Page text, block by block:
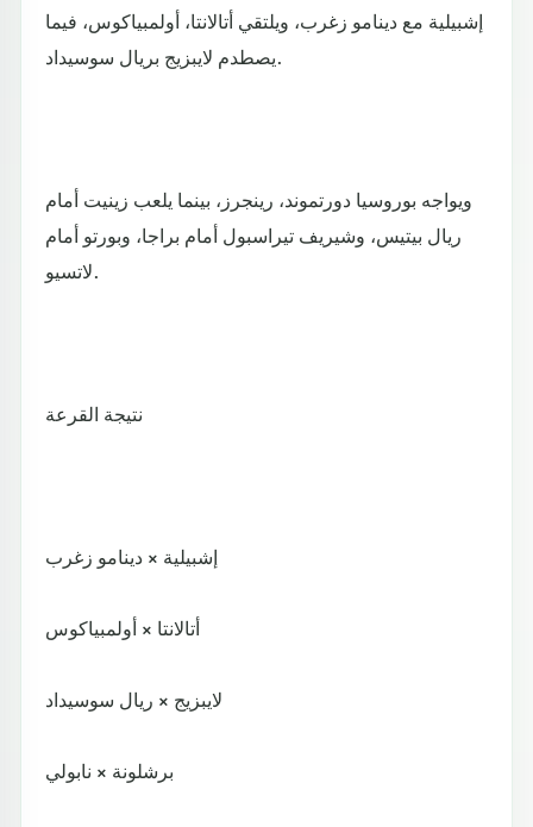
إشبيلية مع دينامو زغرب، ويلتقي أتالانتا، أولمبياكوس، فيما
يصطدم لايبزيج بريال سوسيداد.
ويواجه بوروسيا دورتموند، رينجرز، بينما يلعب زينيت أمام
ريال بيتيس، وشيريف تيراسبول أمام براجا، وبورتو أمام
لاتسيو.
نتيجة القرعة
إشبيلية × دينامو زغرب
أتالانتا × أولمبياكوس
لايبزيج × ريال سوسيداد
برشلونة × نابولي